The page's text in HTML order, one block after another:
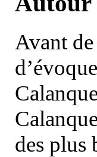
Avant
des plus